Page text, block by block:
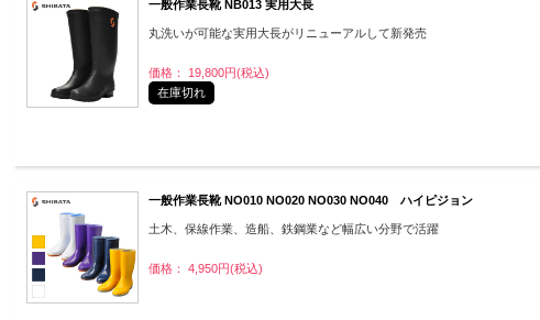
一般作業長靴 NB013 実用大長
丸洗いが可能な実用大長がリニューアルして新発売
価格： 19,800円(税込)
在庫切れ
一般作業長靴 NO010 NO020 NO030 NO040 ハイピジョン
土木、保線作業、造船、鉄鋼業など幅広い分野で活躍
価格： 4,950円(税込)